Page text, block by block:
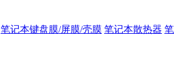
笔记本键盘膜/屏膜/壳膜 笔记本散热器